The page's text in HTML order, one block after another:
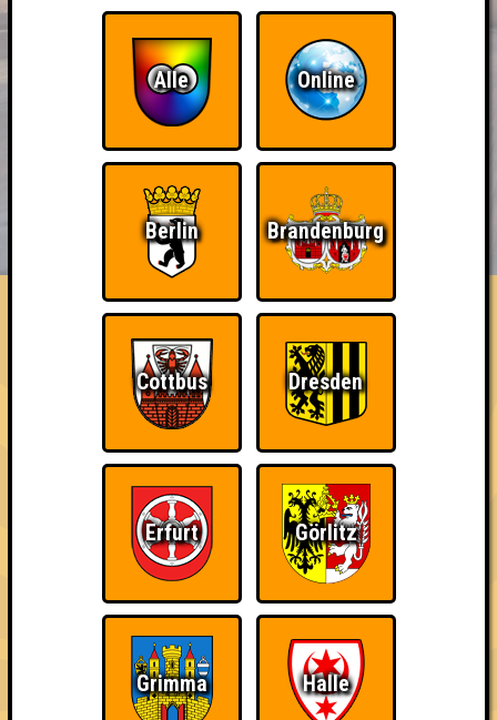
HIGHSCORE RESERVIERUNG
FAQ ÜBER UNS
Die Kuriosen Kebab-Kavaliere
Errungenschaften
Kleiner Hinweis: bei uns sind Teams, die in einem Stechen
schließlich verdient! Entsprechend gibt es für diese auch
Schon wieder zum
Wiederzehn macht
Quizveteran
Alle Online
Berlin Brandenburg
Cottbus Dresden
Erfurt Görlitz
Grimma Halle